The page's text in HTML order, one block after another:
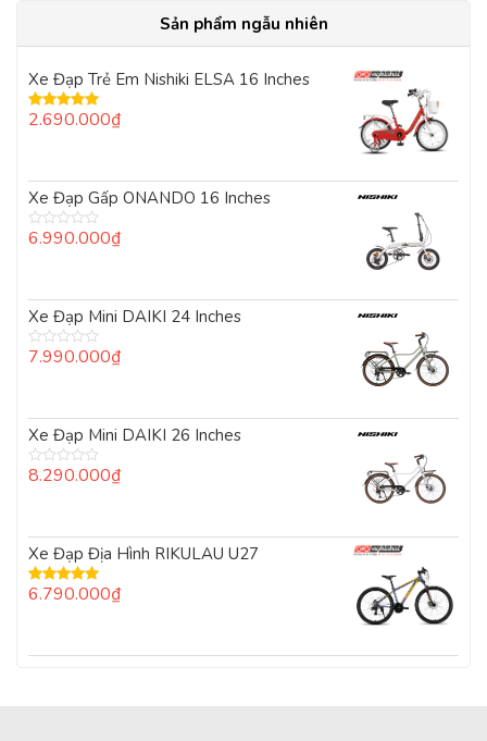
Sản phẩm ngẫu nhiên
Xe Đạp Trẻ Em Nishiki ELSA 16 Inches
Được xếp
2.690.000₫
Xe Đạp Gấp ONANDO 16 Inches
Được
5
sao
6.990.000₫
Xe Đạp Mini DAIKI 24 Inches
Được
5
sao
7.990.000₫
Xe Đạp Mini DAIKI 26 Inches
Được
5
sao
8.290.000₫
Xe Đạp Địa Hình RIKULAU U27
Được xếp
6.790.000₫